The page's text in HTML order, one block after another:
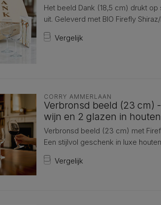
Het beeld Dank (18,5 cm) drukt
uit. Geleverd met BIO Firefly
Vergelijk
CORRY AMMERLAAN
Verbronsd beeld (23 cm)
wijn en 2 glazen in
Verbronsd beeld (23 cm) met
Een stijlvol geschenk in luxe
Vergelijk